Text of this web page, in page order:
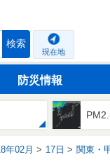
検索
現在地
防災情報
年02月 17日 関東・